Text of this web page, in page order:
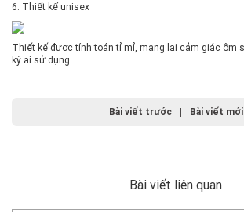
6. Thiết kế unisex
Thiết kế được tính toán tỉ mỉ, mang lại cảm giác ôm
kỳ ai sử dụng
Bài viết trước | Bài viết mới
Bài viết liên quan